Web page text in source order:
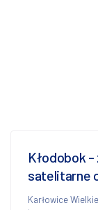
Kłodobok
satelitarne
Karłowice